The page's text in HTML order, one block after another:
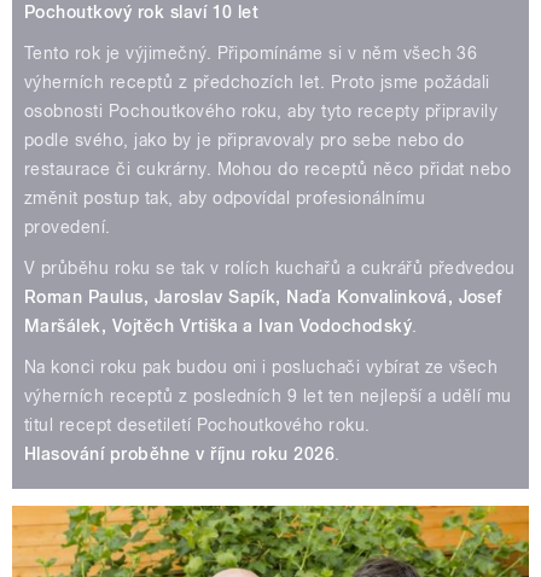
Pochoutkový rok slaví 10 let
Tento rok je výjimečný. Připomínáme si v něm všech 36
výherních receptů z předchozích let. Proto jsme požádali
osobnosti Pochoutkového roku, aby tyto recepty připravily
podle svého, jako by je připravovaly pro sebe nebo do
restaurace či cukrárny. Mohou do receptů něco přidat nebo
změnit postup tak, aby odpovídal profesionálnímu
provedení.
V průběhu roku se tak v rolích kuchařů a cukrářů předvedou
Roman Paulus, Jaroslav Sapík, Naďa Konvalinková, Josef
Maršálek, Vojtěch Vrtiška a Ivan Vodochodský
Na konci roku pak budou oni i posluchači vybírat ze všech
výherních receptů z posledních 9 let ten nejlepší a udělí mu
titul recept desetiletí Pochoutkového roku.
Hlasování proběhne v říjnu roku 2026